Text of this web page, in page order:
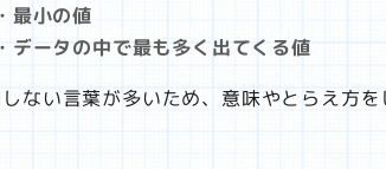
最小の値
データの中で最も多く出てくる値
ない言葉が多いため、意味やとらえ方